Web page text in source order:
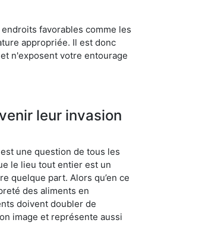
favorables comme les
appropriée. Il est donc
n'exposent votre entourage
leur invasion
une question de tous les
le lieu tout entier est un
quelque part. Alors qu’en ce
des aliments en
doivent doubler de
image et représente aussi